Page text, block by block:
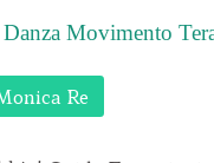
Movimento
Re